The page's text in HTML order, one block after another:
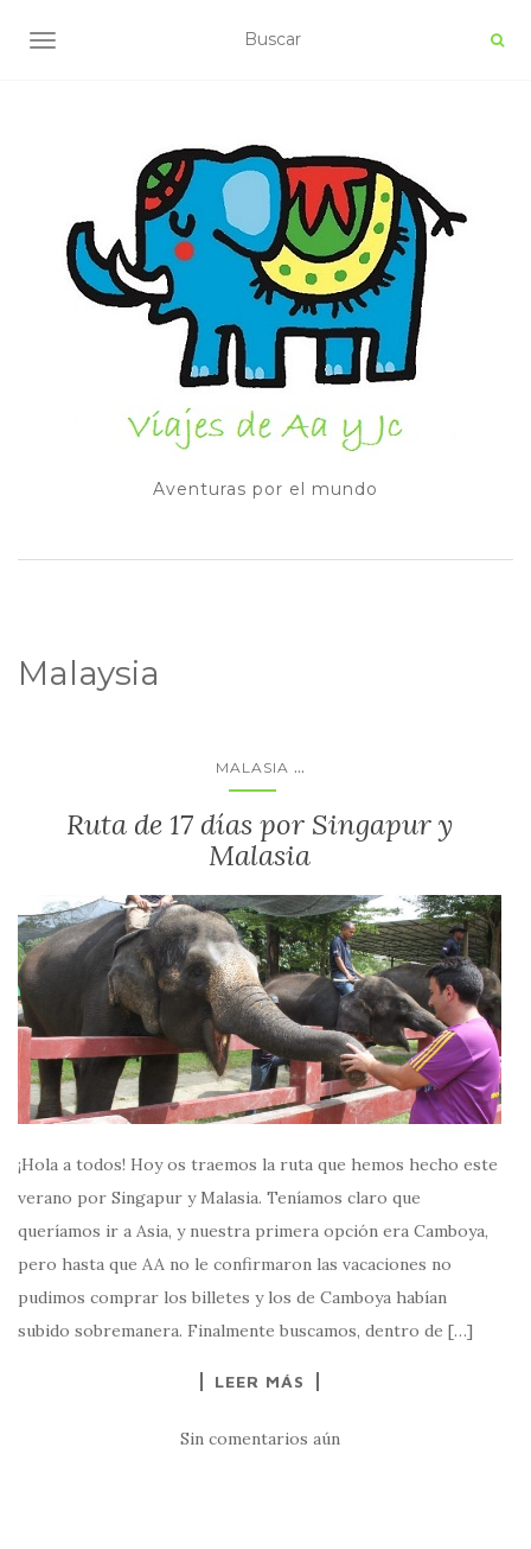
ALTERNAR NAVEGACIÓN
Aventuras por el mundo
Malaysia
MALASIA ...
Ruta de 17 días por Singapur y
Malasia
¡Hola a todos! Hoy os traemos la ruta que hemos hecho este
verano por Singapur y Malasia. Teníamos claro que
queríamos ir a Asia, y nuestra primera opción era Camboya,
pero hasta que AA no le confirmaron las vacaciones no
pudimos comprar los billetes y los de Camboya habían
subido sobremanera. Finalmente buscamos, dentro de […]
LEER MÁS
Sin comentarios aún